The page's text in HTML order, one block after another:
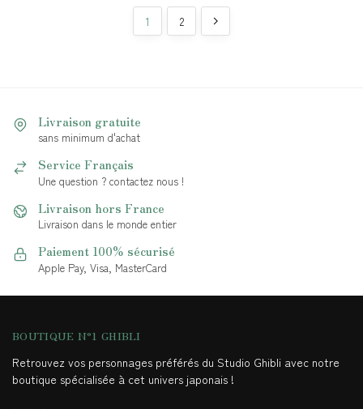
1 2
Livraison gratuite
sans minimum d'achat
Service Français
Une question ? contactez nous !
Livraison hors France
Livraison dans le monde entier
Paiement 100% sécurisé
Apple Pay, Visa, MasterCard
BOUTIQUE N°1 GHIBLI
Retrouvez vos personnages préférés du Studio Ghibli avec notre
boutique spécialisée à cet univers japonais !